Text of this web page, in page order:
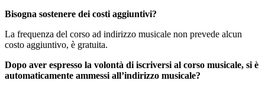
Bisogna sostenere dei costi aggiuntivi?
La frequenza del corso ad indirizzo musicale non prevede alcun
costo aggiuntivo, è gratuita.
Dopo aver espresso la volontà di iscriversi al corso musicale, si è
automaticamente ammessi all’indirizzo musicale?